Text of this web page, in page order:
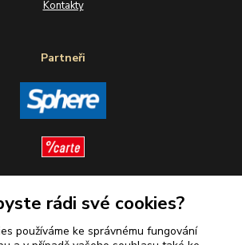
Kontakty
Partneři
Sledujte nás
rádi své cookies?
používáme ke správnému fungování